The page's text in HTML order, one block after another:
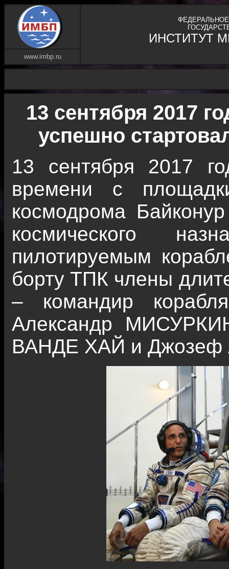
ИНСТИТУТ
www.imbp.ru
13 сентября 2017
успешно
13 сентября 2017
времени с
космодрома
космического
пилотируемым
борту ТПК члены
– командир
Александр
ВАНДЕ ХАЙ и Джозеф